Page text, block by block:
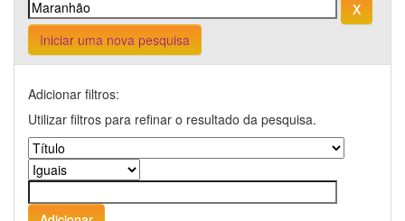
Iniciar uma nova pesquisa
Adicionar filtros:
Utilizar filtros para refinar o resultado da pesquisa.